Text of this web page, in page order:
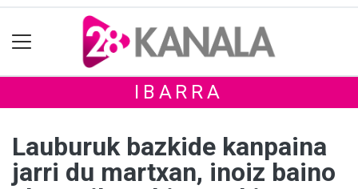
IBARRA
Lauburuk bazkide kanpaina
jarri du martxan, inoiz baino